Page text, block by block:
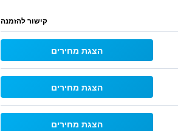
קישור להזמנה
הצגת מחירים
הצגת מחירים
הצגת מחירים